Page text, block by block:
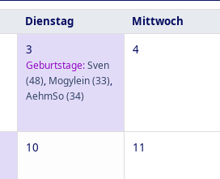
Dienstag Mittwoch
3
Geburtstage:Sven
(48), Mogylein(33),
AehmSo(34)
4
10 11